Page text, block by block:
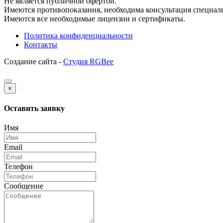
Имеются противопоказания, необходима консультация
Имеются все необходимые лицензии и сертификаты.
Политика конфиденциальности
Контакты
Создание сайта - Студия RGBee
×
Оставить заявку
Имя
Email
Телефон
Сообщение